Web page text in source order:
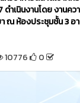
ดำเนินงานโดย งานค
ณ ห้องประชุมชั้น 3 อ
10776 0